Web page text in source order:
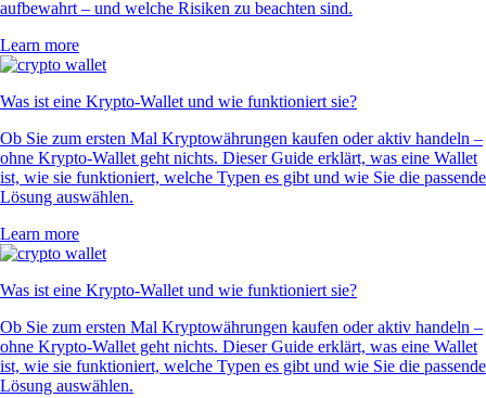
aufbewahrt – und welche Risiken zu beachten sind.
Learn more
Was ist eine Krypto-Wallet und wie funktioniert sie?
Ob Sie zum ersten Mal Kryptowährungen kaufen oder aktiv handeln –
ohne Krypto-Wallet geht nichts. Dieser Guide erklärt, was eine Wallet
ist, wie sie funktioniert, welche Typen es gibt und wie Sie die passende
Lösung auswählen.
Learn more
Was ist eine Krypto-Wallet und wie funktioniert sie?
Ob Sie zum ersten Mal Kryptowährungen kaufen oder aktiv handeln –
ohne Krypto-Wallet geht nichts. Dieser Guide erklärt, was eine Wallet
ist, wie sie funktioniert, welche Typen es gibt und wie Sie die passende
Lösung auswählen.